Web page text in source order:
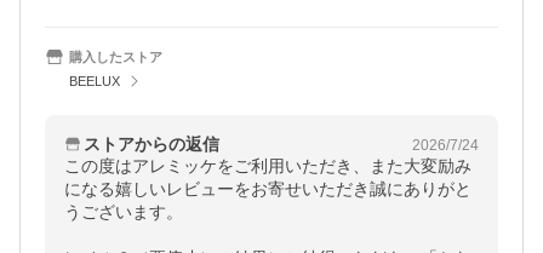
購入したストア
BEELUX
ストアからの返信 2026/7/24
この度はアレミッケをご利用いただき、また大変励み
になる嬉しいレビューをお寄せいただき誠にありがと
うございます。